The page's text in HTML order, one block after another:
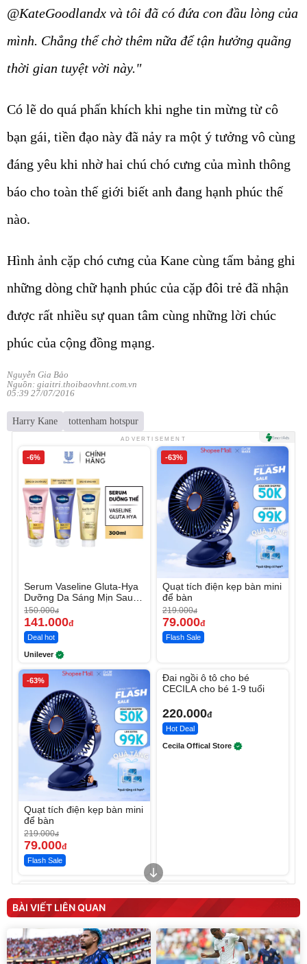
@KateGoodlandx và tôi đã có đứa con đầu lòng của
mình. Chẳng thể chờ thêm nữa để tận hưởng quãng
thời gian tuyệt vời này."
Có lẽ do quá phấn khích khi nghe tin mừng từ cô
bạn gái, tiền đạo này đã nảy ra một ý tưởng vô cùng
đáng yêu khi nhờ hai chú chó cưng của mình thông
báo cho toàn thế giới biết anh đang hạnh phúc thế
nào.
Hình ảnh cặp chó cưng của Kane cùng tấm bảng ghi
những dòng chữ hạnh phúc của cặp đôi trẻ đã nhận
được rất nhiều sự quan tâm cùng những lời chúc
phúc của cộng đồng mạng.
Nguyễn Gia Bảo
Nguồn: giaitri.thoibaovhnt.com.vn
05:39 27/07/2016
Harry Kane tottenham hotspur
ADVERTISEMENT
-6%
Serum Vaseline Gluta-Hya
Dưỡng Da Sáng Mịn Sau 7
Ngày
150.000đ
141.000đ
Deal hot
Unilever
-63%
Quạt tích điện kẹp bàn mini
để bàn
219.000đ
79.000đ
Flash Sale
-63%
Quạt tích điện kẹp bàn mini
để bàn
219.000đ
79.000đ
Flash Sale
Đai ngồi ô tô cho bé
CECILA cho bé 1-9 tuổi
220.000đ
Hot Deal
Cecila Offical Store
tức thì Vaseline Body
190.000đ
138.330
Discount
D2-001 - Thông Minh
3.000.000
2.200.000đ
Flash Sale
BÀI VIẾT LIÊN QUAN